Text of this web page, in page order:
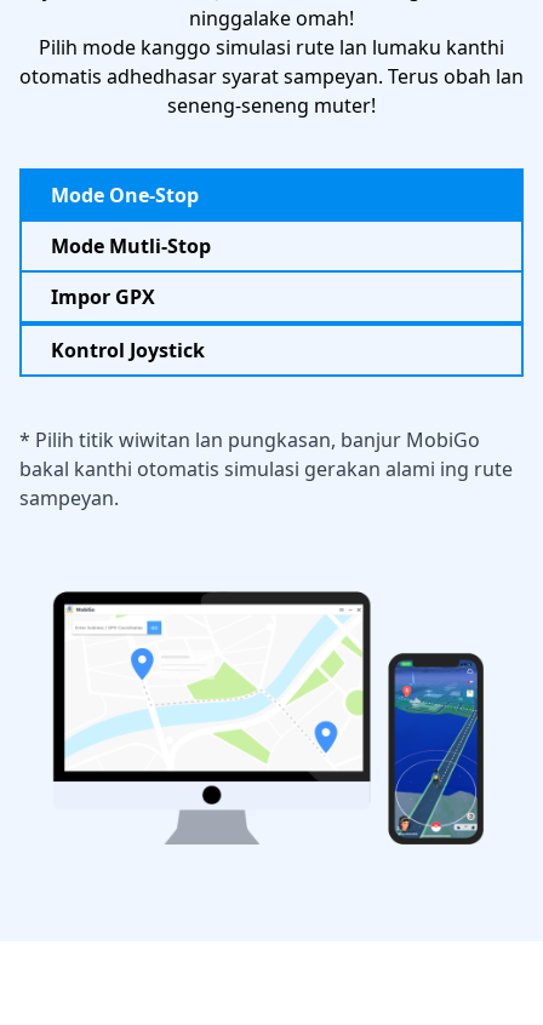
ninggalake omah!
Pilih mode kanggo simulasi rute lan lumaku kanthi
otomatis adhedhasar syarat sampeyan. Terus obah lan
seneng-seneng muter!
Mode One-Stop
Mode Mutli-Stop
Impor GPX
Kontrol Joystick
* Pilih titik wiwitan lan pungkasan, banjur MobiGo
bakal kanthi otomatis simulasi gerakan alami ing rute
sampeyan.